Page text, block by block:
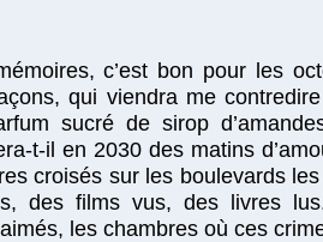
c’est bon pour les
qui viendra me
sucré de sirop
t-il en 2030 des matins
croisés sur les boulevards
des films vus, des livres
les chambres où ces